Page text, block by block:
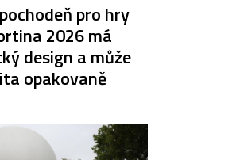
pro hry
2026 má
design a může
opakovaně